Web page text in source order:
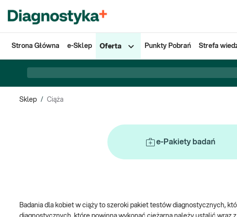
Strona Główna e-Sklep Oferta Punkty Pobrań Strefa
Sklep / Ciąża
e-Pakiety badań
Badania dla kobiet w ciąży to szeroki pakiet testów diagnostycznych,